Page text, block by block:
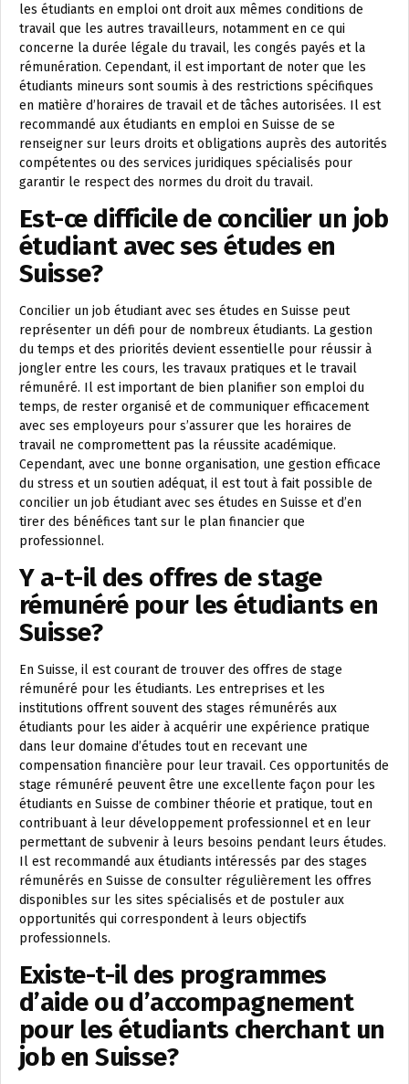
les étudiants en emploi ont droit aux mêmes conditions de
travail que les autres travailleurs, notamment en ce qui
concerne la durée légale du travail, les congés payés et la
rémunération. Cependant, il est important de noter que les
étudiants mineurs sont soumis à des restrictions spécifiques
en matière d’horaires de travail et de tâches autorisées. Il est
recommandé aux étudiants en emploi en Suisse de se
renseigner sur leurs droits et obligations auprès des autorités
compétentes ou des services juridiques spécialisés pour
garantir le respect des normes du droit du travail.
Est-ce difficile de concilier un job
étudiant avec ses études en
Suisse?
Concilier un job étudiant avec ses études en Suisse peut
représenter un défi pour de nombreux étudiants. La gestion
du temps et des priorités devient essentielle pour réussir à
jongler entre les cours, les travaux pratiques et le travail
rémunéré. Il est important de bien planifier son emploi du
temps, de rester organisé et de communiquer efficacement
avec ses employeurs pour s’assurer que les horaires de
travail ne compromettent pas la réussite académique.
Cependant, avec une bonne organisation, une gestion efficace
du stress et un soutien adéquat, il est tout à fait possible de
concilier un job étudiant avec ses études en Suisse et d’en
tirer des bénéfices tant sur le plan financier que
professionnel.
Y a-t-il des offres de stage
rémunéré pour les étudiants en
Suisse?
En Suisse, il est courant de trouver des offres de stage
rémunéré pour les étudiants. Les entreprises et les
institutions offrent souvent des stages rémunérés aux
étudiants pour les aider à acquérir une expérience pratique
dans leur domaine d’études tout en recevant une
compensation financière pour leur travail. Ces opportunités de
stage rémunéré peuvent être une excellente façon pour les
étudiants en Suisse de combiner théorie et pratique, tout en
contribuant à leur développement professionnel et en leur
permettant de subvenir à leurs besoins pendant leurs études.
Il est recommandé aux étudiants intéressés par des stages
rémunérés en Suisse de consulter régulièrement les offres
disponibles sur les sites spécialisés et de postuler aux
opportunités qui correspondent à leurs objectifs
professionnels.
Existe-t-il des programmes
d’aide ou d’accompagnement
pour les étudiants cherchant un
job en Suisse?